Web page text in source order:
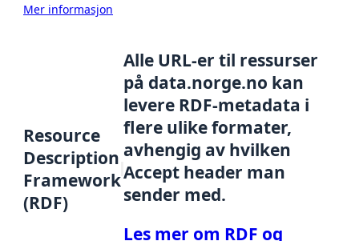
Mer informasjon
Resource
Description
Framework
(RDF)
Alle URL-er til ressurser
på data.norge.no kan
levere RDF-metadata i
flere ulike formater,
avhengig av hvilken
Accept header man
sender med.
Les mer om RDF og